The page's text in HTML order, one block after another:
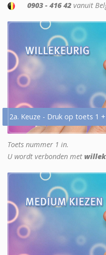
0903 - 416 42 vanuit
2a. Keuze - Druk op toets 1 +
Toets nummer 1 in.
U wordt verbonden met